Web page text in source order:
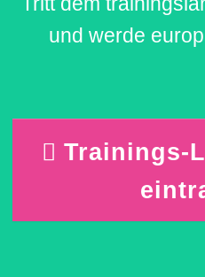
und werde
Trainings-